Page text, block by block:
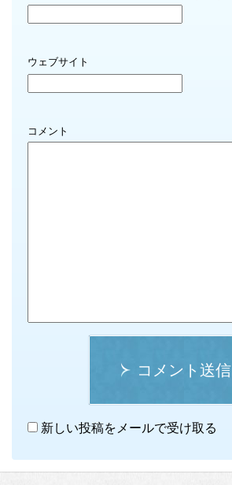
ウェブサイト
コメント
コメント送信
新しい投稿をメールで受け取る